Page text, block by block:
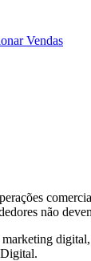
Vendas
não